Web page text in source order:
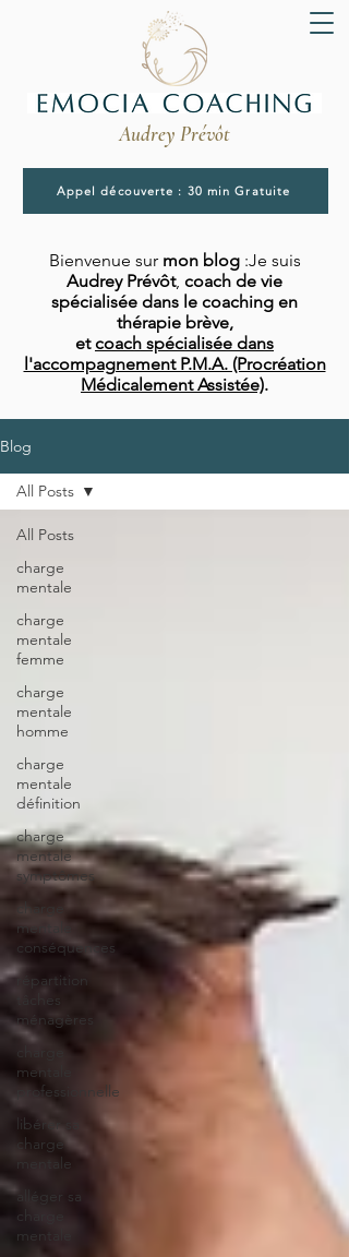
Audrey Prévôt
Appel découverte : 30 min Gratuite
Bienvenue sur mon blog :Je suis
Audrey Prévôt, coach de vie
spécialisée dans le coaching en
thérapie brève,
etcoach spécialisée dans
l'accompagnement P.M.A. (Procréation
Médicalement Assistée).
Blog
All Posts
charge
mentale
charge
mentale
femme
charge
mentale
homme
charge
mentale
définition
charge
mentale
symptômes
charge
mentale
conséquences
répartition
tâches
ménagères
mentale
professionnelle
libérer sa
charge
mentale
alléger sa
charge
mentale
All Posts